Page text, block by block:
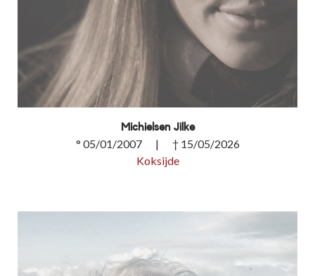
Michielsen Jilke
Michielsen Jilke
° 05/01/2007 | † 15/05/2026
Koksijde